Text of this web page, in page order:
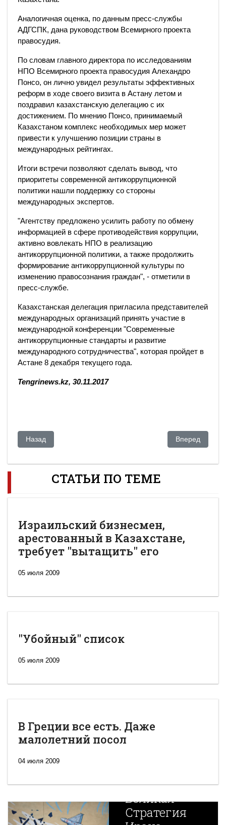
Аналогичная оценка, по данным пресс-службы
АДГСПК, дана руководством Всемирного проекта
правосудия.
По словам главного директора по исследованиям
НПО Всемирного проекта правосудия Алехандро
Понсо, он лично увидел результаты эффективных
реформ в ходе своего визита в Астану летом и
поздравил казахстанскую делегацию с их
достижением. По мнению Понсо, принимаемый
Казахстаном комплекс необходимых мер может
привести к улучшению позиции страны в
международных рейтингах.
Итоги встречи позволяют сделать вывод, что
приоритеты современной антикоррупционной
политики нашли поддержку со стороны
международных экспертов.
"Агентству предложено усилить работу по обмену
информацией в сфере противодействия коррупции,
активно вовлекать НПО в реализацию
антикоррупционной политики, а также продолжить
формирование антикоррупционной культуры по
изменению правосознания граждан", - отметили в
пресс-службе.
Казахстанская делегация пригласила представителей
международных организаций принять участие в
международной конференции "Современные
антикоррупционные стандарты и развитие
международного сотрудничества", которая пройдет в
Астане 8 декабря текущего года.
Tengrinews.kz, 30.11.2017
Предыдущий: Что принадлежит семье Владимира
Назад Следующий:
Вперед
СТАТЬИ ПО ТЕМЕ
Израильский бизнесмен,
арестованный в Казахстане,
требует "вытащить" его
05 июля 2009
"Убойный" список
05 июля 2009
В Греции все есть. Даже
малолетний посол
04 июля 2009
Новая
Великая
Стратегия